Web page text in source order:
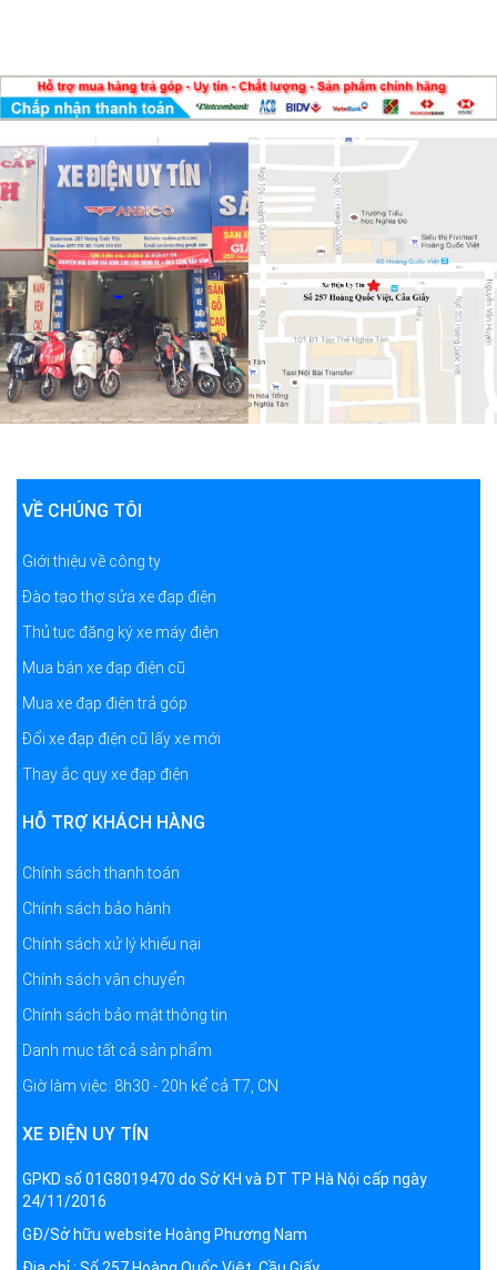
VỀ CHÚNG TÔI
Giới thiệu về công ty
Đào tạo thợ sửa xe đạp điện
Thủ tục đăng ký xe máy điện
Mua bán xe đạp điện cũ
Mua xe đạp điện trả góp
Đổi xe đạp điện cũ lấy xe mới
Thay ắc quy xe đạp điện
HỖ TRỢ KHÁCH HÀNG
Chính sách thanh toán
Chính sách bảo hành
Chính sách xử lý khiếu nại
Chính sách vận chuyển
Chính sách bảo mật thông tin
Danh mục tất cả sản phẩm
Giờ làm việc: 8h30 - 20h kể cả T7, CN
XE ĐIỆN UY TÍN
GPKD số 01G8019470 do Sở KH và ĐT TP Hà Nội cấp ngày
24/11/2016
GĐ/Sở hữu website Hoàng Phương Nam